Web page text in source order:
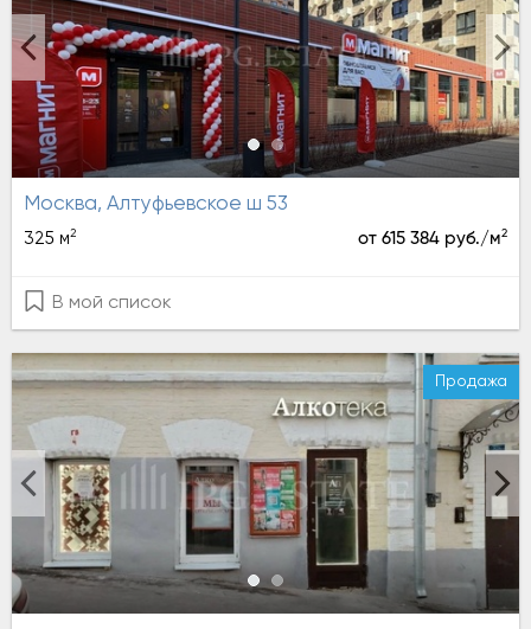
Москва, Алтуфьевское ш 53
325 м2 от 615 384 руб./м2
В мой список
Продажа